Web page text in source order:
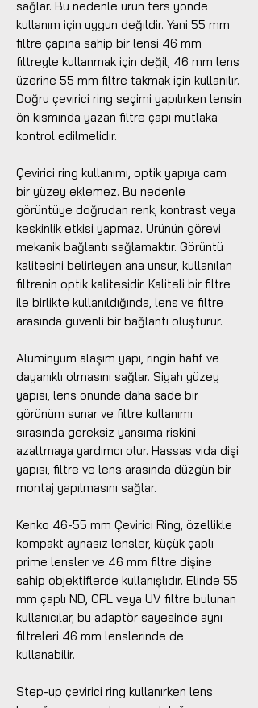
sağlar. Bu nedenle ürün ters yönde
kullanım için uygun değildir. Yani 55 mm
filtre çapına sahip bir lensi 46 mm
filtreyle kullanmak için değil, 46 mm lens
üzerine 55 mm filtre takmak için kullanılır.
Doğru çevirici ring seçimi yapılırken lensin
ön kısmında yazan filtre çapı mutlaka
kontrol edilmelidir.
Çevirici ring kullanımı, optik yapıya cam
bir yüzey eklemez. Bu nedenle
görüntüye doğrudan renk, kontrast veya
keskinlik etkisi yapmaz. Ürünün görevi
mekanik bağlantı sağlamaktır. Görüntü
kalitesini belirleyen ana unsur, kullanılan
filtrenin optik kalitesidir. Kaliteli bir filtre
ile birlikte kullanıldığında, lens ve filtre
arasında güvenli bir bağlantı oluşturur.
Alüminyum alaşım yapı, ringin hafif ve
dayanıklı olmasını sağlar. Siyah yüzey
yapısı, lens önünde daha sade bir
görünüm sunar ve filtre kullanımı
sırasında gereksiz yansıma riskini
azaltmaya yardımcı olur. Hassas vida dişi
yapısı, filtre ve lens arasında düzgün bir
montaj yapılmasını sağlar.
Kenko 46-55 mm Çevirici Ring, özellikle
kompakt aynasız lensler, küçük çaplı
prime lensler ve 46 mm filtre dişine
sahip objektiflerde kullanışlıdır. Elinde 55
mm çaplı ND, CPL veya UV filtre bulunan
kullanıcılar, bu adaptör sayesinde aynı
filtreleri 46 mm lenslerinde de
kullanabilir.
Step-up çevirici ring kullanırken lens